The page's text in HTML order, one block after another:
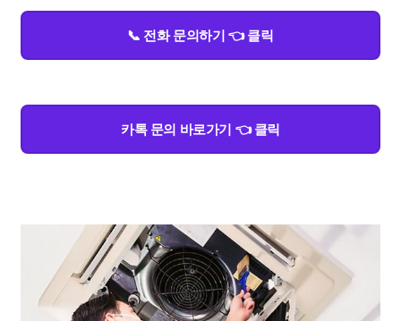
📞 전화 문의하기 👈 클릭
카톡 문의 바로가기 👈 클릭